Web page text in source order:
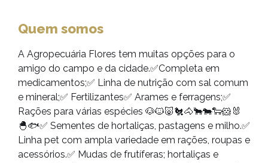
Quem somos
A Agropecuária Flores tem muitas opções para o
amigo do campo e da cidade.✅Completa em
medicamentos;✅ Linha de nutrição com sal comum
e mineral;✅ Fertilizantes✅ Arames e ferragens;✅
Rações para várias espécies 🐶🐱🐷🐔🐴🐂🐄🐑🐹🐰
🐣🐟✅ Sementes de hortaliças, pastagens e milho.✅
Linha pet com ampla variedade em rações, roupas e
acessórios.✅ Mudas de frutíferas; hortaliças e